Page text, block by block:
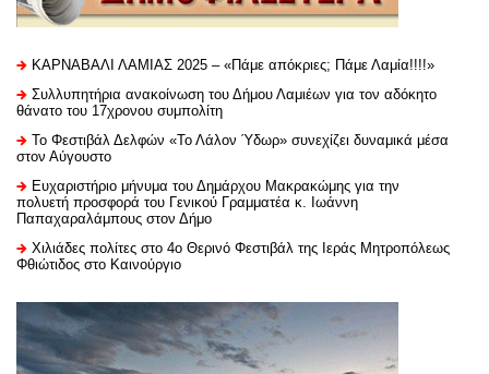
ΚΑΡΝΑΒΑΛΙ ΛΑΜΙΑΣ 2025 – «Πάμε απόκριες; Πάμε Λαμία!!!!»
Συλλυπητήρια ανακοίνωση του Δήμου Λαμιέων για τον αδόκητο
θάνατο του 17χρονου συμπολίτη
Το Φεστιβάλ Δελφών «Το Λάλον Ύδωρ» συνεχίζει δυναμικά μέσα
στον Αύγουστο
Ευχαριστήριo μήνυμα του Δημάρχου Μακρακώμης για την
πολυετή προσφορά του Γενικού Γραμματέα κ. Ιωάννη
Παπαχαραλάμπους στον Δήμο
Χιλιάδες πολίτες στο 4ο Θερινό Φεστιβάλ της Ιεράς Μητροπόλεως
Φθιώτιδος στο Καινούργιο